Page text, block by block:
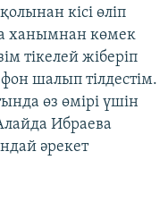
кісі өліп
ханымнан көмек
тікелей жіберіп
шалып тілдестім.
өз өмірі үшін
Ибраева
әрекет